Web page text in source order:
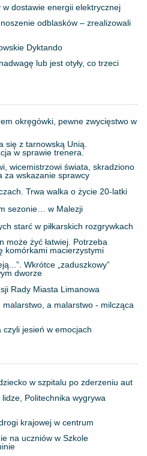
w dostawie energii elektrycznej
odblasków – zrealizowali
Dyktando
lub jest otyły, co trzeci
okręgówki, pewne zwycięstwo w
się z tarnowską Unią.
w sprawie trenera.
wicemistrzowi świata, skradziono
za wskazanie sprawcy
Trwa walka o życie 20-latki
sezonie… w Malezji
starć w piłkarskich rozgrywkach
może żyć łatwiej. Potrzeba
komórkami macierzystymi
Wkrótce „zaduszkowy”
dworze
Rady Miasta Limanowa
malarstwo, a malarstwo - milcząca
jesień w emocjach
w szpitalu po zderzeniu aut
Politechnika wygrywa
krajowej w centrum
na uczniów w Szkole